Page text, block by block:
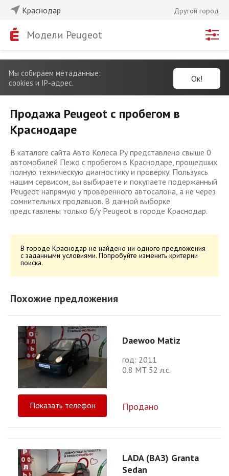
Краснодар Другой город
Модели Peugeot
Мы собираем метаданные:
cookies и IP-адрес.
Ок!
Продажа Peugeot с пробегом в
Краснодаре
В каталоге сайта Авто Колеса Ру представлено свыше 0
автомобилей Пежо с пробегом в Краснодаре, прошедших
полную техническую диагностику и проверку. Пользуясь
нашим сервисом, вы выбираете и покупаете подержанный
Peugeot напрямую у проверенного автосалона, а не через
сомнительных продавцов. В данной выборке
представлены только б/у Peugeot в городе Краснодар.
В городе Краснодар не найдено ни одного предложения
с заданными условиями. Попробуйте изменить критерии
поиска.
Похожие предложения
Daewoo Matiz
год: 2011
0.8 МТ 52 л.с.
Показать телефон Продано
LADA (ВАЗ) Granta
Sedan